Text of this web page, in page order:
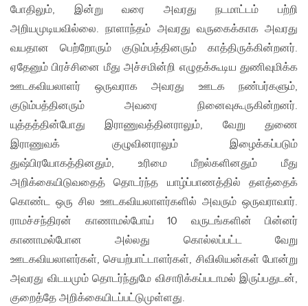
போதிலும், இன்று வரை அவரது நடமாட்டம் பற்றி
அறியமுடியவில்லை. நாளாந்தம் அவரது வருகைக்காக அவரது
வயதான பெற்றோரும் குடும்பத்தினரும் காத்திருக்கின்றனர்.
ஏதேனும் பிரச்சினை மீது அச்சமின்றி எழுதக்கூடிய துணிவுமிக்க
ஊடகவியலாளர் ஒருவராக அவரது ஊடக நண்பர்களும்,
குடும்பத்தினரும் அவரை நினைவுகூருகின்றனர்.
யுத்தத்தின்போது இராணுவத்தினராலும், வேறு துணை
இராணுவக் குழுவினராலும் இழைக்கப்படும்
துஷ்பிரயோகத்தினதும், உரிமை மீறல்களினதும் மீது
அறிக்கையிடுவதைத் தொடர்ந்த யாழ்ப்பாணத்தில் தளத்தைக்
கொண்ட ஒரு சில ஊடகவியலாளர்களில் அவரும் ஒருவராவார்.
ராமச்சந்திரன் காணாமல்போய் 10 வருடங்களின் பின்னர்
காணாமல்போன அல்லது கொல்லப்பட்ட வேறு
ஊடகவியலாளர்கள், செயற்பாட்டாளர்கள், சிவிலியன்கள் போன்று
அவரது விடயமும் தொடர்ந்துமே விசாரிக்கப்படாமல் இருப்பதுடன்,
குறைத்தே அறிக்கையிடப்பட்டுமுள்ளது.